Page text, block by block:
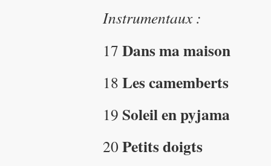
Instrumentaux :
17 Dans ma maison
18 Les camemberts
19 Soleil en pyjama
20Petits doigts